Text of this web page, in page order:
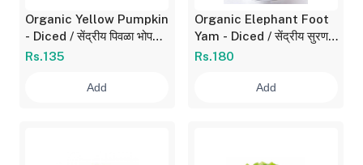
Organic Yellow Pumpkin
- Diced / सेंद्रीय पिवळा भोपळा
- काप 180 gm
Rs.135
Add
Organic Elephant Foot
Yam - Diced / सेंद्रीय सुरण -
काप 360 gm
Rs.180
Add